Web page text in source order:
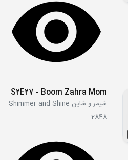
S2E27 - Boom Zahra Mom
شیمر و شاین Shimmer and Shine
2848